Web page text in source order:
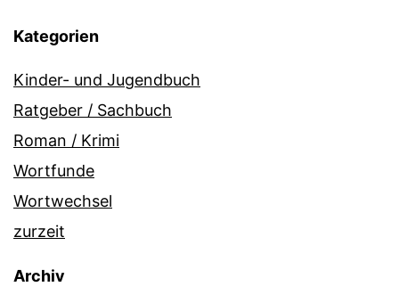
Kategorien
Kinder- und Jugendbuch
Ratgeber / Sachbuch
Roman / Krimi
Wortfunde
Wortwechsel
zurzeit
Archiv